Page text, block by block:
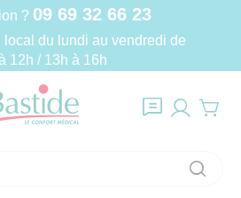
? 09 69 32 66 23
local du lundi au vendredi de
12h / 13h à 16h